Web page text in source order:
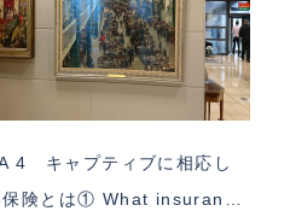
4 キャプティブに相応し
保険とは① What insuran…